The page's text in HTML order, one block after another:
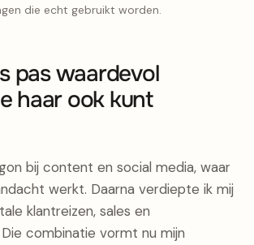
die echt gebruikt worden.
pas waardevol
haar ook kunt
bij content en social media, waar
werkt. Daarna verdiepte ik mij
klantreizen, sales en
combinatie vormt nu mijn